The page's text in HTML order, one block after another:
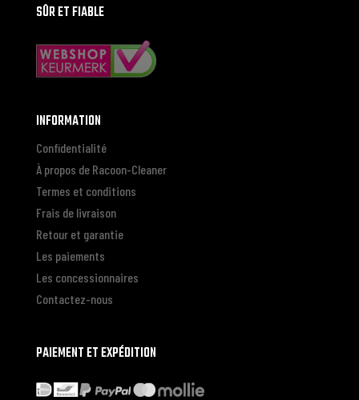
SÛR ET FIABLE
INFORMATION
Confidentialité
À propos de Racoon-Cleaner
Termes et conditions
Frais de livraison
Retour et garantie
Les paiements
Les concessionnaires
Contactez-nous
PAIEMENT ET EXPÉDITION